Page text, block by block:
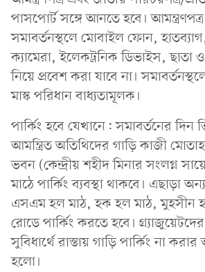
পাসপোর্ট সঙ্গে আনতে হবে। আমন্ত্রণপত্র
সমাবর্তনস্থলে মোবাইল ফোন,
ক্যামেরা, ইলেকট্রনিক ডিভাইস, ছাতা
নিয়ে প্রবেশ করা যাবে না।
মাস্ক পরিধান বাধ্যতামূলক।
পার্কিং হবে যেখানে: সমাবর্তনের
আমন্ত্রিত অতিথিদের গাড়ি কাজী
ভবন (কেন্দ্রীয় শহীদ মিনার সংলগ্ন
মাঠে পার্কিং ব্যবস্থা থাকবে। এছাড়া
এসএম হল মাঠ, হক হল মাঠ, মুহসীন
রোডে পার্কিং করতে হবে।
সুবিধার্থে রাস্তায় গাড়ি পার্কিং না
হলো।